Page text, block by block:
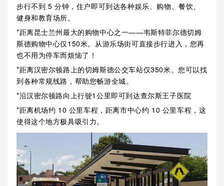
步行不到 5 分钟，住户即可到达各种娱乐、购物、餐饮、
健身和教育场所。
*距离昆士兰州最大的购物中心之一——韦斯特菲尔德切姆
斯德购物中心仅150米。从游乐场街可直接步行进入，您再
也不用为停车而烦恼了！
*距离汉密尔顿路上的切姆斯德公交车站仅350米。您可以找
到各种常规线路，帮助您畅游全城。
*沿汉密尔顿路向上行驶1公里即可到达查尔斯王子医院
*距离机场约 10 公里车程，距离市中心约 10 公里车程，这
使得这个地方极具吸引力。